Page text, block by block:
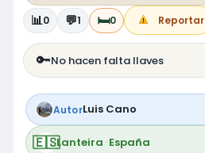
📊0 💬1 🛏️0 Reportar
🔑No hacen falta llaves
AutorLuis Cano
🇪🇸Lanteira ·España